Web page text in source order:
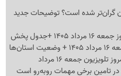
گران‌تر شده است؟ توضیحات جدید
+جدول پخش
جمعه 16 مرداد
تامین برخی مهمات روبه‌رو است